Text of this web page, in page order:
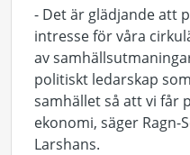
- Det är glädjande att
intresse för våra
av
politiskt ledarskap
samhället så att vi får
ekonomi, säger Ragn-
Larshans.